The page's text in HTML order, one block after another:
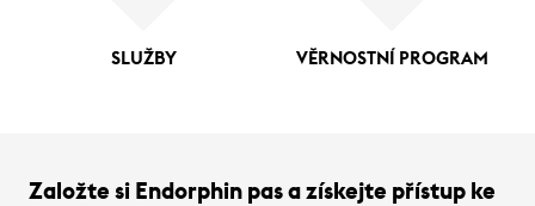
SLUŽBY VĚRNOSTNÍ PROGRAM
Založte si Endorphin pas a získejte přístup ke